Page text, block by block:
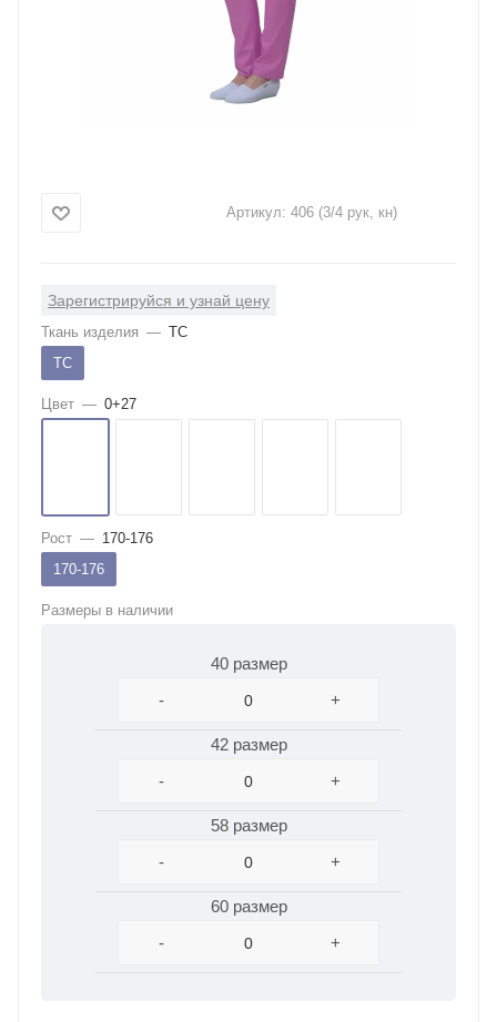
Артикул: 406 (3/4 рук, кн)
Зарегистрируйся и узнай цену
Ткань изделия — ТС
ТС
Цвет — 0+27
Рост — 170-176
170-176
Размеры в наличии
40 размер
-
+
42 размер
-
+
58 размер
-
+
60 размер
-
+